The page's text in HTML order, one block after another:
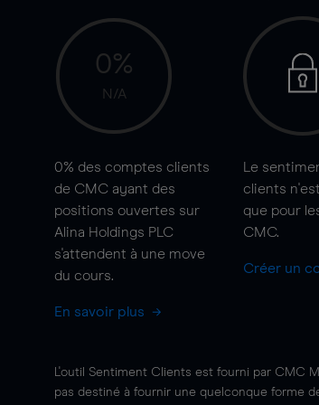
0%
N/A
0% des comptes clients
de CMC ayant des
positions ouvertes sur
Alina Holdings PLC
s'attendent à une move
du cours.
En savoir plus
Le
clients
que pour
CMC.
Créer un
L'outil Sentiment Clients est fourni par CMC
pas destiné à fournir une quelconque forme